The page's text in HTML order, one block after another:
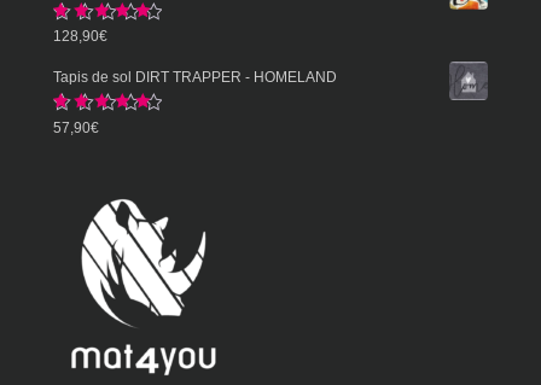
à
Note
sur 5
128,90€
Tapis de sol DIRT TRAPPER - HOMELAND
Note
sur 5
57,90€